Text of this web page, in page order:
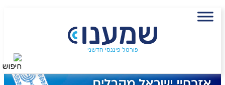
פורטל פיננסי חדשני
שם מלא
פעולה נדרשת
חיפוש